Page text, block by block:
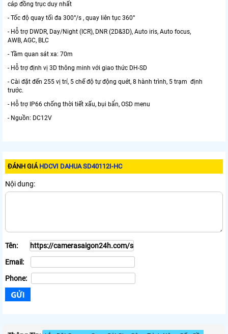
cáp đồng trục duy nhất
- Tốc độ quay tối đa 300°/s , quay liên tục 360°
- Hỗ trợ DWDR, Day/Night (ICR), DNR (2D&3D), Auto iris, Auto focus,
AWB, AGC, BLC
- Tầm quan sát xa: 70m
- Hỗ trợ định vị 3D thông minh với giao thức DH-SD
- Cài đặt đến 255 vị trí, 5 chế độ tự động quét, 8 hành trình, 5 trạm định
trước.
- Hỗ trợ IP66 chống thời tiết xấu, bụi bẩn, OSD menu
- Nguồn: DC12V
ĐÁNH GIÁ HDCVI DAHUA SD40112I-HC
Nội dung:
Tên:
Email:
Phone: